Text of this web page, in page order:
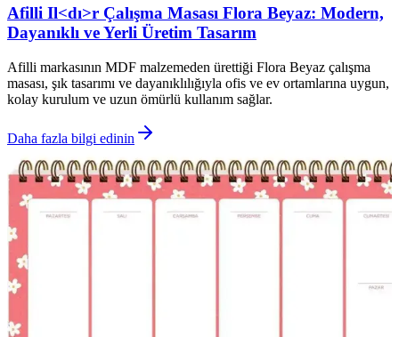
Afilli Il<dı>r Çalışma Masası Flora Beyaz: Modern,
Dayanıklı ve Yerli Üretim Tasarım
Afilli markasının MDF malzemeden ürettiği Flora Beyaz çalışma
masası, şık tasarımı ve dayanıklılığıyla ofis ve ev ortamlarına uygun,
kolay kurulum ve uzun ömürlü kullanım sağlar.
Daha fazla bilgi edinin